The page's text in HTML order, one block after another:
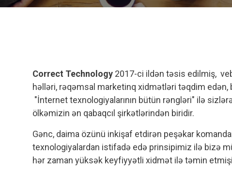
Correct Technology 2017-ci ildən təsis edilmiş,
həlləri, rəqəmsal marketinq xidmətləri təqdim edən,
"İnternet texnologiyalarının bütün rəngləri" ilə
ölkəmizin ən qabaqcıl şirkətlərindən biridir.
Gənc, daima özünü inkişaf etdirən peşəkar
texnologiyalardan istifadə edə prinsipimiz ilə bizə
hər zaman yüksək keyfiyyətli xidmət ilə təmin